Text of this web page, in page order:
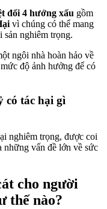
đối 4 hướng xấu gồm
vì chúng có thể mang
sản nghiêm trọng.
ngôi nhà hoàn hảo về
độ ảnh hưởng để có
có tác hại gì
nghiêm trọng, được coi
những vấn đề lớn về sức
cho người
thế nào?